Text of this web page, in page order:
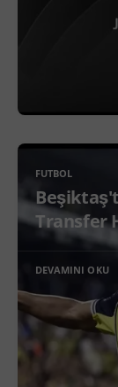
FUTBOL
Transfer
DEVAMINI OKU